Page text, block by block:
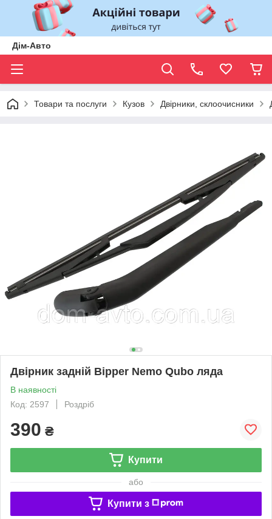
Дім-Авто
Товари та послуги Кузов Двірники, склоочисники
Двірник задній Bipper Nemo Qubo ляда
В наявності
Код: 2597
Роздріб
390 ₴
Купити
або
Купити з